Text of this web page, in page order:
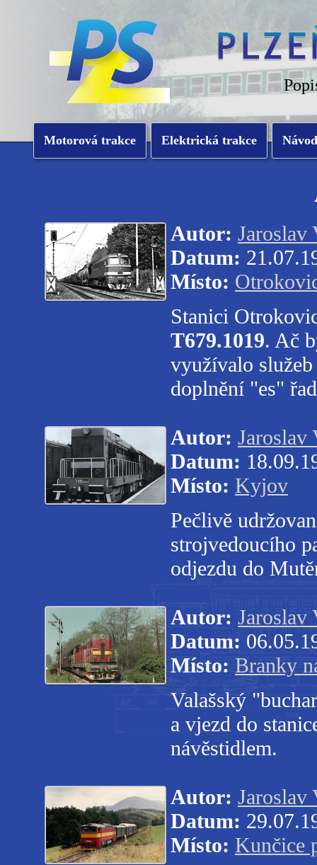
Motorová trakce Elektrická trakce
Autor: Jaroslav
Datum:
Místo:
Stanici
T679.1019. Ač
využívalo
doplnění "es"
Autor: Jaroslav
Datum:
Místo: Kyjov
Pečlivě
strojvedoucího
odjezdu do
Autor: Jaroslav
Datum:
Místo: Branky
Valašský
a vjezd do
návěstidlem.
Autor: Jaroslav
Datum:
Místo: Kunčice